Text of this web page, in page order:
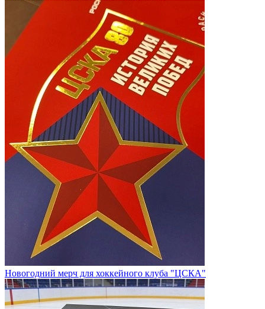
Новогодний мерч для хоккейного клуба "ЦСКА"